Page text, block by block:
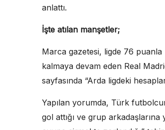
anlattı.
İşte atılan manşetler;
Marca gazetesi, ligde 76 puanla
kalmaya devam eden Real
sayfasında “Arda ligdeki
Yapılan yorumda, Türk
gol attığı ve grup